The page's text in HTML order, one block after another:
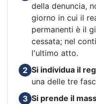
della denuncia,
giorno in cui il
permanenti è il
cessata; nel
l'ultimo atto.
2 Si individua il
una delle tre
3 Si prende il